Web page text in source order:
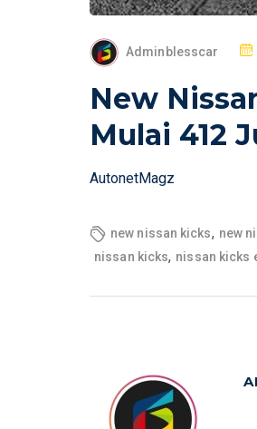
Adminblesscar
New
Mulai 412
AutonetMagz
new nissan kicks, new
nissan kicks, nissan kicks